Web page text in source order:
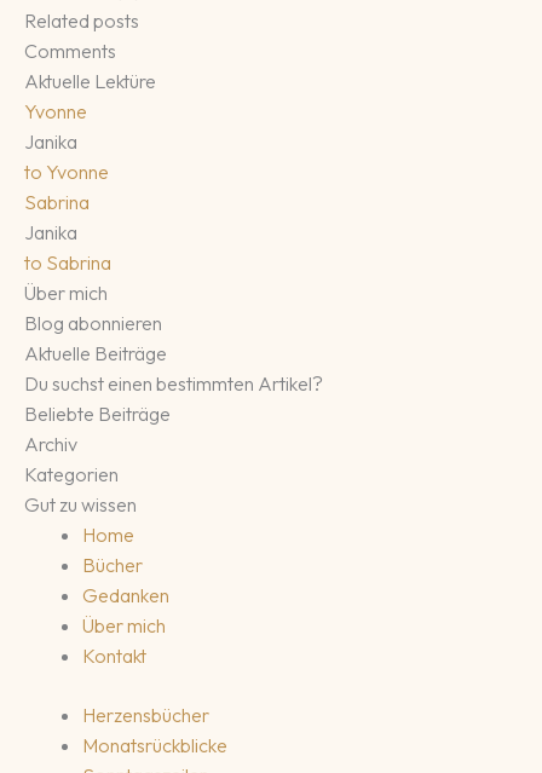
Related posts
Comments
Aktuelle Lektüre
Yvonne
Janika
to Yvonne
Sabrina
Janika
to Sabrina
Über mich
Blog abonnieren
Aktuelle Beiträge
Du suchst einen bestimmten Artikel?
Beliebte Beiträge
Archiv
Kategorien
Gut zu wissen
Home
Bücher
Gedanken
Über mich
Kontakt
Herzensbücher
Monatsrückblicke